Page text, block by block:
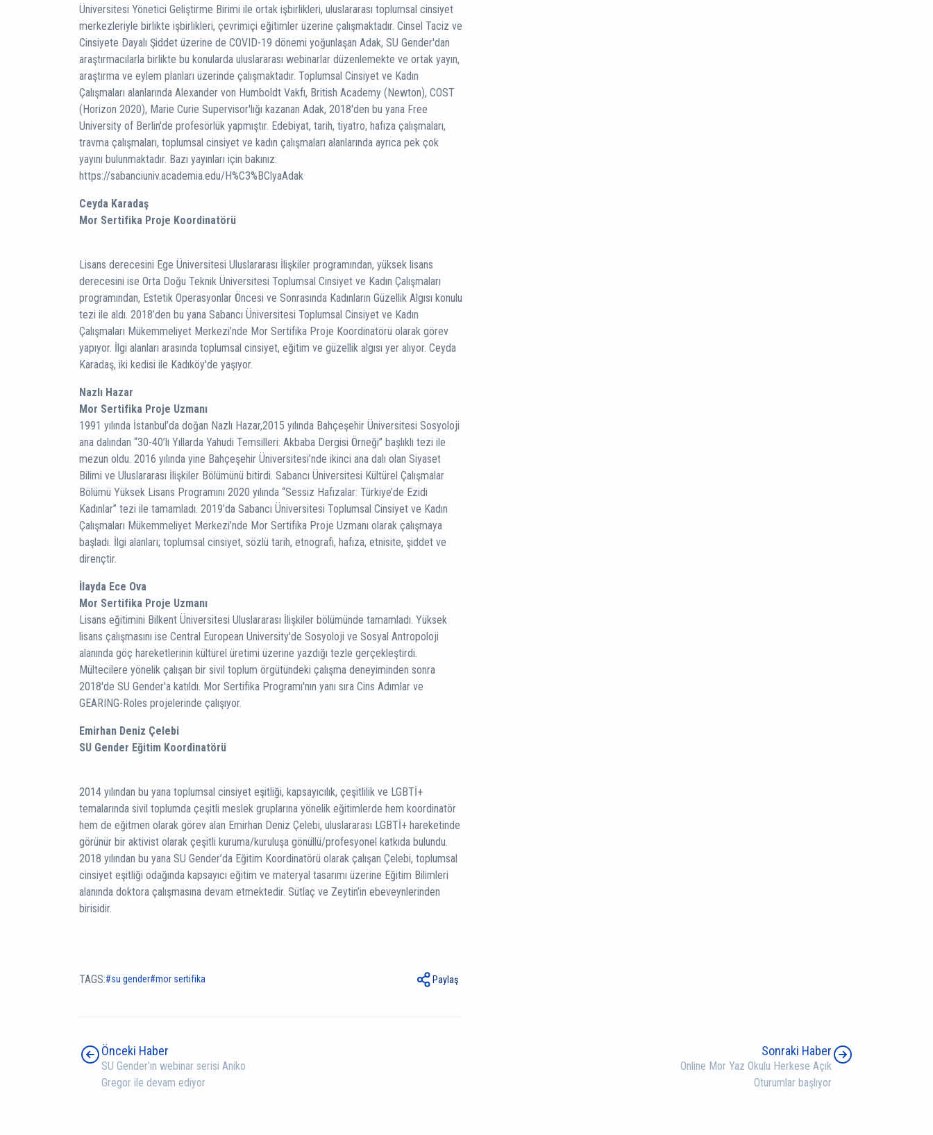
Üniversitesi Yönetici Geliştirme Birimi ile ortak işbirlikleri, uluslararası toplumsal cinsiyet
merkezleriyle birlikte işbirlikleri, çevrimiçi eğitimler üzerine çalışmaktadır. Cinsel Taciz ve
Cinsiyete Dayalı Şiddet üzerine de COVID-19 dönemi yoğunlaşan Adak, SU Gender'dan
araştırmacılarla birlikte bu konularda uluslararası webinarlar düzenlemekte ve ortak yayın,
araştırma ve eylem planları üzerinde çalışmaktadır. Toplumsal Cinsiyet ve Kadın
Çalışmaları alanlarında Alexander von Humboldt Vakfı, British Academy (Newton), COST
(Horizon 2020), Marie Curie Supervisor'lığı kazanan Adak, 2018'den bu yana Free
University of Berlin'de profesörlük yapmıştır. Edebiyat, tarih, tiyatro, hafıza çalışmaları,
travma çalışmaları, toplumsal cinsiyet ve kadın çalışmaları alanlarında ayrıca pek çok
yayını bulunmaktadır. Bazı yayınları için bakınız:
https://sabanciuniv.academia.edu/H%C3%BClyaAdak
Ceyda Karadaş
Mor Sertifika Proje Koordinatörü
Lisans derecesini Ege Üniversitesi Uluslararası İlişkiler programından, yüksek lisans
derecesini ise Orta Doğu Teknik Üniversitesi Toplumsal Cinsiyet ve Kadın Çalışmaları
programından, Estetik Operasyonlar Öncesi ve Sonrasında Kadınların Güzellik Algısı konulu
tezi ile aldı. 2018’den bu yana Sabancı Üniversitesi Toplumsal Cinsiyet ve Kadın
Çalışmaları Mükemmeliyet Merkezi’nde Mor Sertifika Proje Koordinatörü olarak görev
yapıyor. İlgi alanları arasında toplumsal cinsiyet, eğitim ve güzellik algısı yer alıyor. Ceyda
Karadaş, iki kedisi ile Kadıköy'de yaşıyor.
Nazlı Hazar
Mor Sertifika Proje Uzmanı
1991 yılında İstanbul’da doğan Nazlı Hazar,2015 yılında Bahçeşehir Üniversitesi Sosyoloji
ana dalından “30-40’lı Yıllarda Yahudi Temsilleri: Akbaba Dergisi Örneği” başlıklı tezi ile
mezun oldu. 2016 yılında yine Bahçeşehir Üniversitesi’nde ikinci ana dalı olan Siyaset
Bilimi ve Uluslararası İlişkiler Bölümünü bitirdi. Sabancı Üniversitesi Kültürel Çalışmalar
Bölümü Yüksek Lisans Programını 2020 yılında “Sessiz Hafızalar: Türkiye’de Ezidi
Kadınlar” tezi ile tamamladı. 2019’da Sabancı Üniversitesi Toplumsal Cinsiyet ve Kadın
Çalışmaları Mükemmeliyet Merkezi’nde Mor Sertifika Proje Uzmanı olarak çalışmaya
başladı. İlgi alanları; toplumsal cinsiyet, sözlü tarih, etnografi, hafıza, etnisite, şiddet ve
dirençtir.
İlayda Ece Ova
Mor Sertifika Proje Uzmanı
Lisans eğitimini Bilkent Üniversitesi Uluslararası İlişkiler bölümünde tamamladı. Yüksek
lisans çalışmasını ise Central European University'de Sosyoloji ve Sosyal Antropoloji
alanında göç hareketlerinin kültürel üretimi üzerine yazdığı tezle gerçekleştirdi.
Mültecilere yönelik çalışan bir sivil toplum örgütündeki çalışma deneyiminden sonra
2018'de SU Gender'a katıldı. Mor Sertifika Programı'nın yanı sıra Cins Adımlar ve
GEARING-Roles projelerinde çalışıyor.
Emirhan Deniz Çelebi
SU Gender Eğitim Koordinatörü
2014 yılından bu yana toplumsal cinsiyet eşitliği, kapsayıcılık, çeşitlilik ve LGBTİ+
temalarında sivil toplumda çeşitli meslek gruplarına yönelik eğitimlerde hem koordinatör
hem de eğitmen olarak görev alan Emirhan Deniz Çelebi, uluslararası LGBTİ+ hareketinde
görünür bir aktivist olarak çeşitli kuruma/kuruluşa gönüllü/profesyonel katkıda bulundu.
2018 yılından bu yana SU Gender’da Eğitim Koordinatörü olarak çalışan Çelebi, toplumsal
cinsiyet eşitliği odağında kapsayıcı eğitim ve materyal tasarımı üzerine Eğitim Bilimleri
alanında doktora çalışmasına devam etmektedir. Sütlaç ve Zeytin’in ebeveynlerinden
birisidir.
TAGS: su gender mor sertifika Paylaş
Önceki Haber
SU Gender’ın webinar serisi Aniko
Gregor ile devam ediyor
Sonraki Haber
Online Mor Yaz Okulu Herkese Açık
Oturumlar başlıyor